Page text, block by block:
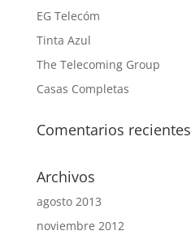
EG Telecóm
Tinta Azul
The Telecoming Group
Casas Completas
Comentarios recientes
Archivos
agosto 2013
noviembre 2012